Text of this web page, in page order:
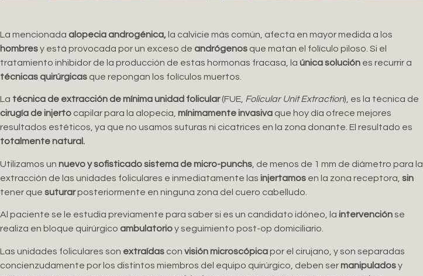
La mencionada alopecia androgénica, la calvicie más común, afecta en mayor medida a los
hombresy está provocada por un exceso de andrógenos que matan el folículo piloso. Si el
tratamiento inhibidor de la producción de estas hormonas fracasa, la única solución es recurrir a
técnicas quirúrgicas que repongan los folículos muertos.
La técnica de extracción de mínima unidad folicular(FUE, Folicular Unit Extraction), es la técnica de
cirugía de injerto capilar para la alopecia, mínimamente invasiva que hoy día ofrece mejores
resultados estéticos, ya que no usamos suturas ni cicatrices en la zona donante. El resultado es
totalmente natural.
Utilizamos un nuevo y sofisticado sistema de micro-punchs , de menos de 1 mm de diámetro para la
extracción de las unidades foliculares e inmediatamente las injertamos en la zona receptora, sin
tener que suturarposteriormente en ninguna zona del cuero cabelludo.
Al paciente se le estudia previamente para saber si es un candidato idóneo, la intervenciónse
realiza en bloque quirúrgico ambulatorioy seguimiento post-op domiciliario.
Las unidades foliculares son extraídas con visión microscópicapor el cirujano, y son separadas
concienzudamente por los distintos miembros del equipo quirúrgico, deben sermanipuladosy